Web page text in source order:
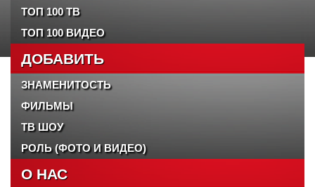
ТОП 100 ТВ
ТОП 100 ВИДЕО
ДОБАВИТЬ
ЗНАМЕНИТОСТЬ
ФИЛЬМЫ
ТВ ШОУ
РОЛЬ (ФОТО И ВИДЕО)
О НАС